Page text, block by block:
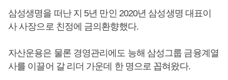
삼성생명을 떠난 지 5년 만인 2020년 삼성생명 대표이
사 사장으로 친정에 금의환향했다.
자산운용은 물론 경영관리에도 능해 삼성그룹 금융계열
사를 이끌어 갈 리더 가운데 한 명으로 꼽혀왔다.